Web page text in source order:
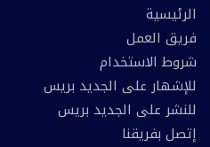
الرئيسية
فريق العمل
شروط الاستخدام
للإشهار على الجديد بريس
للنشر على الجديد بريس
إتصل بفريقنا